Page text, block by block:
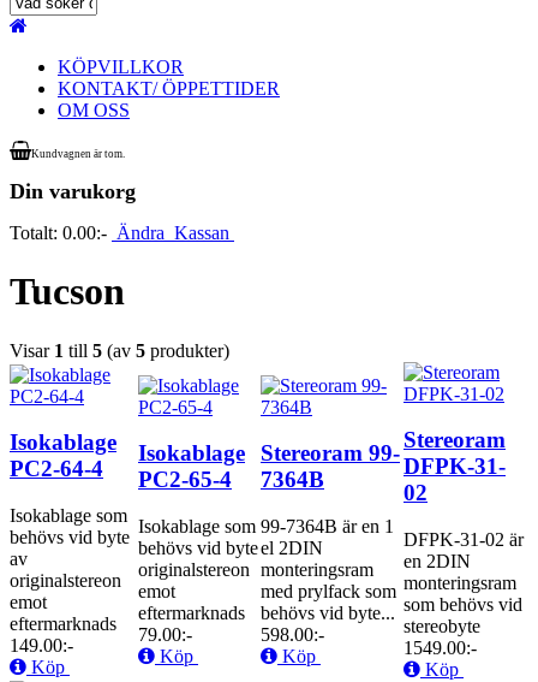
KÖPVILLKOR
KONTAKT/ ÖPPETTIDER
OM OSS
Kundvagnen är tom.
Din varukorg
Totalt: 0.00:- Ändra Kassan
Tucson
Visar 1 till 5 (av 5 produkter)
Isokablage
PC2-64-4
Isokablage som
behövs vid byte
av
originalstereon
emot
eftermarknads
149.00:-
Köp
Isokablage
PC2-65-4
Isokablage som
behövs vid byte
originalstereon
emot
eftermarknads
79.00:-
Köp
Stereoram 99-
7364B
99-7364B är en 1
el 2DIN
monteringsram
med prylfack som
behövs vid byte...
598.00:-
Köp
Stereoram
DFPK-31-
02
DFPK-31-02 är
en 2DIN
monteringsram
som behövs vid
stereobyte
1549.00:-
Köp